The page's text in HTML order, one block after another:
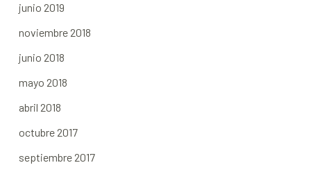
junio 2019
noviembre 2018
junio 2018
mayo 2018
abril 2018
octubre 2017
septiembre 2017